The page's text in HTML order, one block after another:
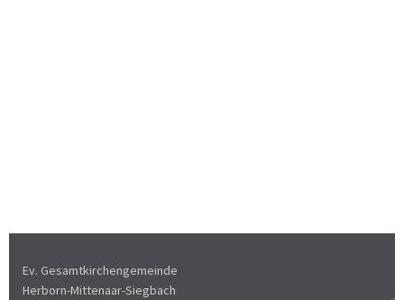
Ev. Gesamtkirchengemeinde
Herborn-Mittenaar-Siegbach